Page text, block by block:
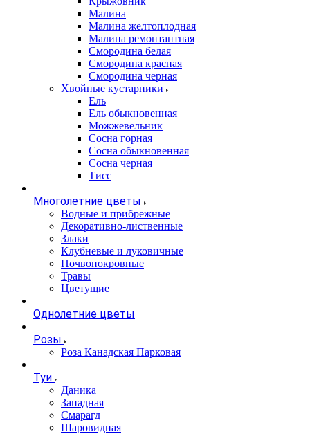
Малина
Малина желтоплодная
Малина ремонтантная
Смородина белая
Смородина красная
Смородина черная
Хвойные кустарники
Ель
Ель обыкновенная
Можжевельник
Сосна горная
Сосна обыкновенная
Сосна черная
Тисс
Многолетние цветы
Водные и прибрежные
Декоративно-лиственные
Злаки
Клубневые и луковичные
Почвопокровные
Травы
Цветущие
Однолетние цветы
Розы
Роза Канадская Парковая
Туи
Даника
Западная
Смарагд
Шаровидная